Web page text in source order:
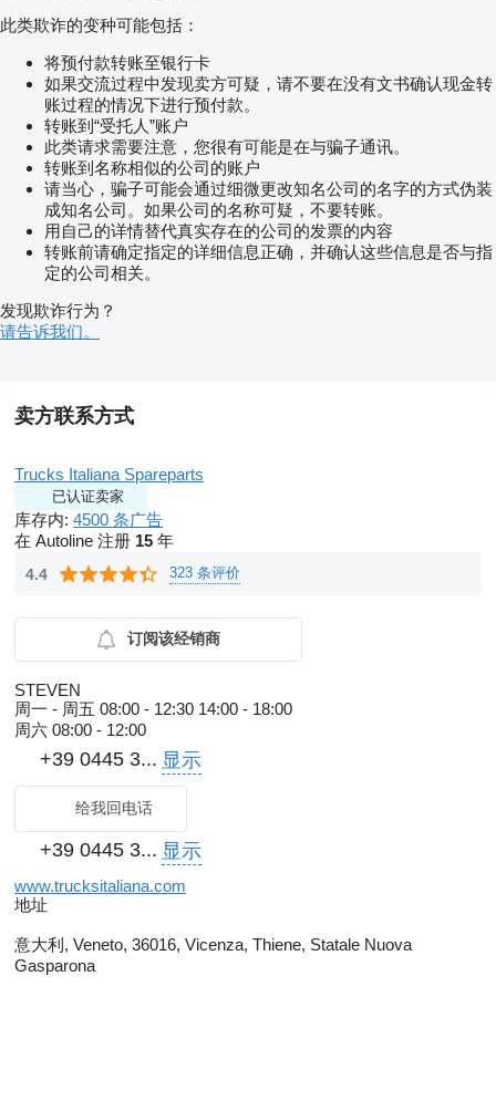
此类欺诈的变种可能包括：
将预付款转账至银行卡
如果交流过程中发现卖方可疑，请不要在没有文书确认现金转
账过程的情况下进行预付款。
转账到“受托人”账户
此类请求需要注意，您很有可能是在与骗子通讯。
转账到名称相似的公司的账户
请当心，骗子可能会通过细微更改知名公司的名字的方式伪装
成知名公司。如果公司的名称可疑，不要转账。
用自己的详情替代真实存在的公司的发票的内容
转账前请确定指定的详细信息正确，并确认这些信息是否与指
定的公司相关。
发现欺诈行为？
请告诉我们。
卖方联系方式
Trucks Italiana Spareparts
已认证卖家
库存内: 4500 条广告
在 Autoline 注册 15 年
4.4 323 条评价
订阅该经销商
STEVEN
周一 - 周五 08:00 - 12:30 14:00 - 18:00
周六 08:00 - 12:00
+39 0445 3... 显示
给我回电话
+39 0445 3... 显示
www.trucksitaliana.com
地址
意大利, Veneto, 36016, Vicenza, Thiene, Statale Nuova
Gasparona